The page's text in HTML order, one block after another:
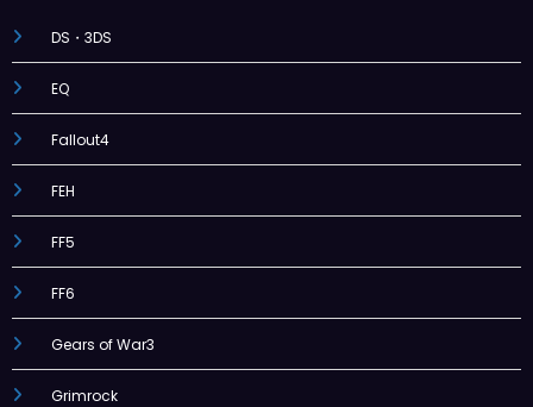
DS・3DS
EQ
Fallout4
FEH
FF5
FF6
Gears of War3
Grimrock